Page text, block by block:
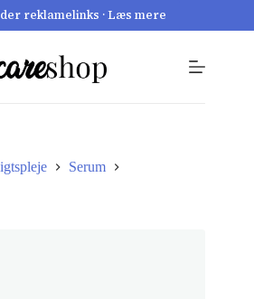
reklamelinks · Læs mere
Serum